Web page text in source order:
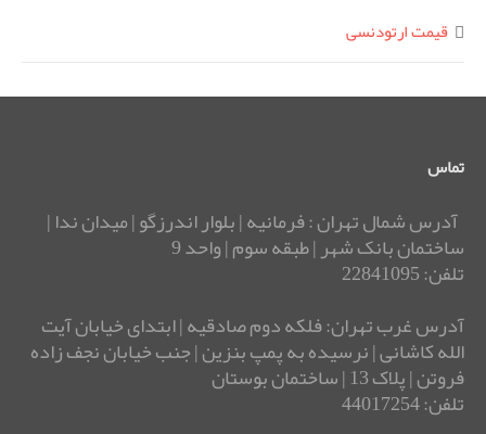
قیمت ارتودنسی
تماس
آدرس شمال تهران : فرمانیه | بلوار اندرزگو | میدان ندا |
ساختمان بانک شهر | طبقه سوم | واحد 9
تلفن: 22841095
آدرس غرب تهران: فلکه دوم صادقیه | ابتدای خیابان آیت
الله کاشانی | نرسیده به پمپ بنزین | جنب خیابان نجف زاده
فروتن | پلاک 13 | ساختمان بوستان
تلفن: 44017254